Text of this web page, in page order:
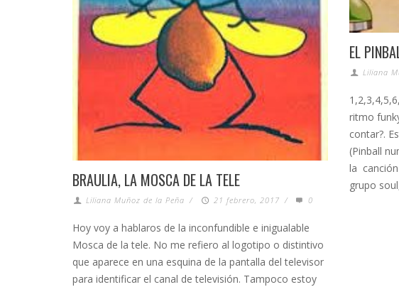
BRAULIA, LA MOSCA DE LA TELE
Liliana Muñoz de la Peña / 21 febrero, 2017 / 0
Hoy voy a hablaros de la inconfundible e inigualable
Mosca de la tele. No me refiero al logotipo o distintivo
que aparece en una esquina de la pantalla del televisor
para identificar el canal de televisión. Tampoco estoy
EL
Liliana
ritmo
contar?.
(Pinball
la
grupo